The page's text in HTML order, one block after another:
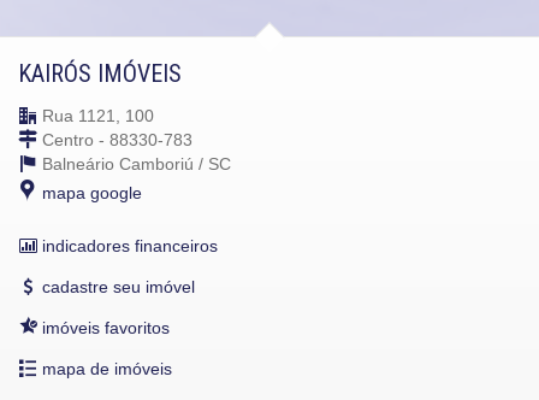
KAIRÓS IMÓVEIS
Rua 1121, 100
Centro - 88330-783
Balneário Camboriú / SC
mapa google
indicadores financeiros
cadastre seu imóvel
imóveis favoritos
mapa de imóveis